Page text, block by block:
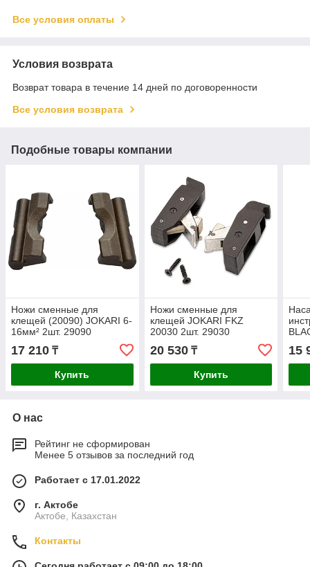
Все условия оплаты
Условия возврата
Возврат товара в течение 14 дней по договоренности
Все условия возврата
Подобные товары компании
Ножи сменные для
клещей (20090) JOKARI 6-
16мм² 2шт. 29090
17 210 ₸
Купить
Ножи сменные для
клещей JOKARI FKZ
20030 2шт. 29030
20 530₸
Купить
15
О нас
Рейтинг не сформирован
Менее 5 отзывов за последний год
Работает с 17.01.2022
г. Актобе
Актобе, Казахстан
Контакты